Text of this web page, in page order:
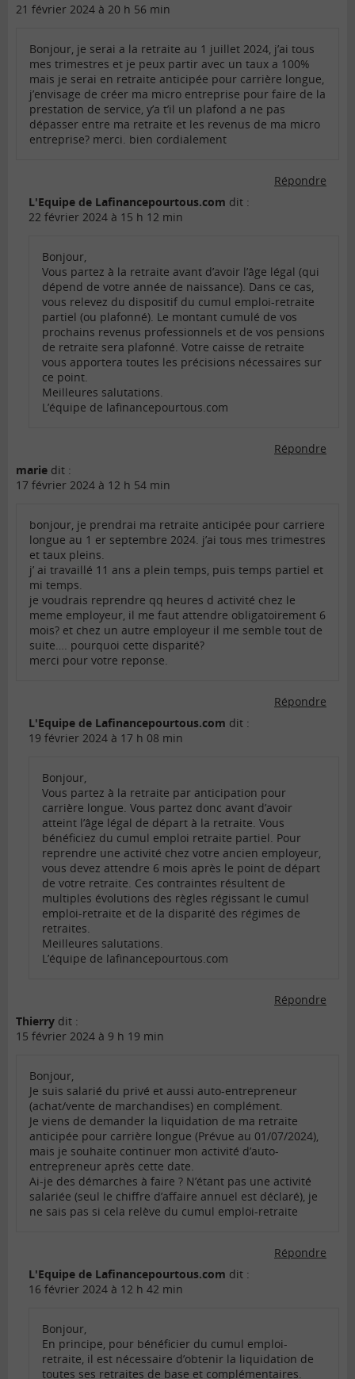
21 février 2024 à 20 h 56 min
Bonjour, je serai a la retraite au 1 juillet 2024, j’ai tous
mes trimestres et je peux partir avec un taux a 100%
mais je serai en retraite anticipée pour carrière longue,
j’envisage de créer ma micro entreprise pour faire de la
prestation de service, y’a t’il un plafond a ne pas
dépasser entre ma retraite et les revenus de ma micro
entreprise? merci. bien cordialement
Répondre
L'Equipe de Lafinancepourtous.com dit :
22 février 2024 à 15 h 12 min
Bonjour,
Vous partez à la retraite avant d’avoir l’âge légal (qui
dépend de votre année de naissance). Dans ce cas,
vous relevez du dispositif du cumul emploi-retraite
partiel (ou plafonné). Le montant cumulé de vos
prochains revenus professionnels et de vos pensions
de retraite sera plafonné. Votre caisse de retraite
vous apportera toutes les précisions nécessaires sur
ce point.
Meilleures salutations.
L’équipe de lafinancepourtous.com
Répondre
marie dit :
17 février 2024 à 12 h 54 min
bonjour, je prendrai ma retraite anticipée pour carriere
longue au 1 er septembre 2024. j’ai tous mes trimestres
et taux pleins.
j’ ai travaillé 11 ans a plein temps, puis temps partiel et
mi temps.
je voudrais reprendre qq heures d activité chez le
meme employeur, il me faut attendre obligatoirement 6
mois? et chez un autre employeur il me semble tout de
suite…. pourquoi cette disparité?
merci pour votre reponse.
Répondre
L'Equipe de Lafinancepourtous.com dit :
19 février 2024 à 17 h 08 min
Bonjour,
Vous partez à la retraite par anticipation pour
carrière longue. Vous partez donc avant d’avoir
atteint l’âge légal de départ à la retraite. Vous
bénéficiez du cumul emploi retraite partiel. Pour
reprendre une activité chez votre ancien employeur,
vous devez attendre 6 mois après le point de départ
de votre retraite. Ces contraintes résultent de
multiples évolutions des règles régissant le cumul
emploi-retraite et de la disparité des régimes de
retraites.
Meilleures salutations.
L’équipe de lafinancepourtous.com
Répondre
Thierry dit :
15 février 2024 à 9 h 19 min
Bonjour,
Je suis salarié du privé et aussi auto-entrepreneur
(achat/vente de marchandises) en complément.
Je viens de demander la liquidation de ma retraite
anticipée pour carrière longue (Prévue au 01/07/2024),
mais je souhaite continuer mon activité d’auto-
entrepreneur après cette date.
Ai-je des démarches à faire ? N’étant pas une activité
salariée (seul le chiffre d’affaire annuel est déclaré), je
ne sais pas si cela relève du cumul emploi-retraite
Répondre
L'Equipe de Lafinancepourtous.com dit :
16 février 2024 à 12 h 42 min
Bonjour,
En principe, pour bénéficier du cumul emploi-
retraite, il est nécessaire d’obtenir la liquidation de
toutes ses retraites de base et complémentaires.